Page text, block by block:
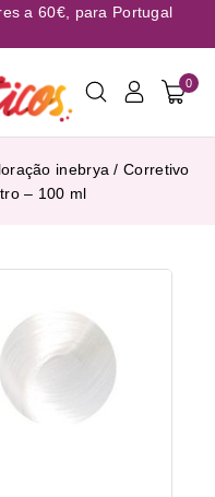
a 60€, para Portugal
0
inebrya / Corretivo
– 100 ml